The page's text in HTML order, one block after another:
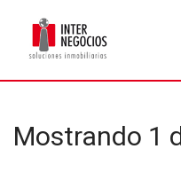
Mostrando 1